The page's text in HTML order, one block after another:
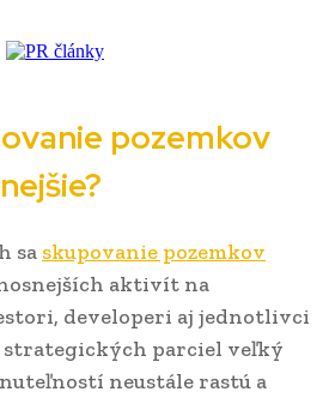
pozemkov
sa skupovanie pozemkov
aktivít na
developeri aj jednotlivci
parciel veľký
neustále rastú a